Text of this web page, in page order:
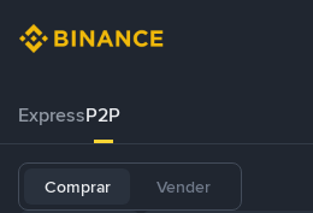
ExpressP2P
Comprar Vender